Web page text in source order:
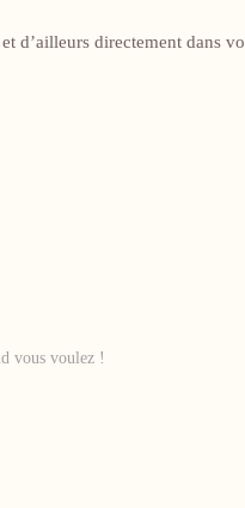
d’ailleurs directement dans
vous voulez !